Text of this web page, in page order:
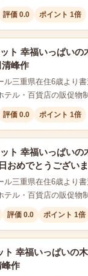
評価 0.0 ポイント 1倍
ト 幸福いっぱい
峰作
三重県在住6歳より
テル・百貨店の販促
評価 0.0 ポイント 1倍
ト 幸福いっぱい
おめでとうござい
三重県在住6歳より
テル・百貨店の販促
評価 0.0 ポイント 1倍
ト 幸福いっぱいの
作